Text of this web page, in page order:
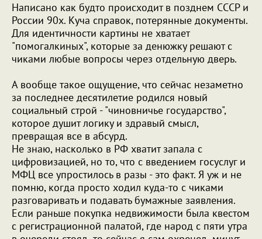
Написано как будто происходит в позднем СССР и
России 90х. Куча справок, потерянные документы.
Для идентичности картины не хватает
"помогалкиных", которые за денюжку решают с
чиками любые вопросы через отдельную дверь.
А вообще такое ощущение, что сейчас незаметно
за последнее десятилетие родился новый
социальный строй - "чиновничье государство",
которое душит логику и здравый смысл,
превращая все в абсурд.
Не знаю, насколько в РФ хватит запала с
цифровизацией, но то, что с введением госуслуг и
МФЦ все упростилось в разы - это факт. Я уж и не
помню, когда просто ходил куда-то с чиками
разговаривать и подавать бумажные заявления.
Если раньше покупка недвижимости была квестом
с регистрационной палатой, где народ с пяти утра